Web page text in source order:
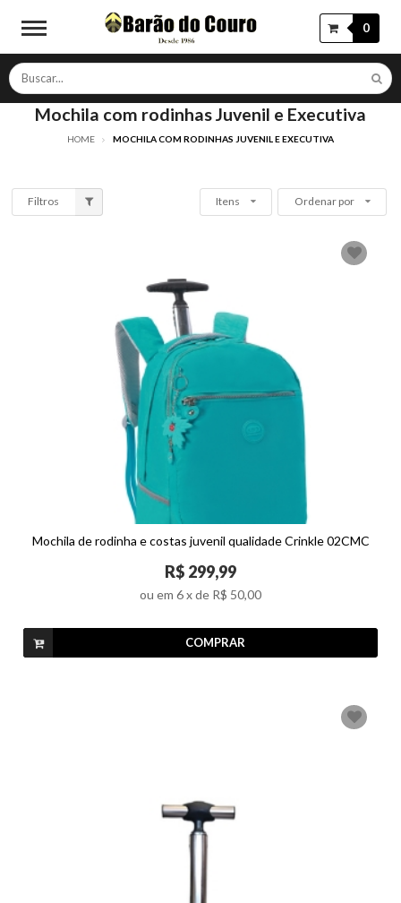
0
Mochila com rodinhas Juvenil e Executiva
HOME MOCHILA COM RODINHAS JUVENIL E EXECUTIVA
Filtros Itens Ordenar por
Mochila de rodinha e costas juvenil qualidade Crinkle 02CMC
R$ 299,99
ou em 6x de R$ 50,00
COMPRAR